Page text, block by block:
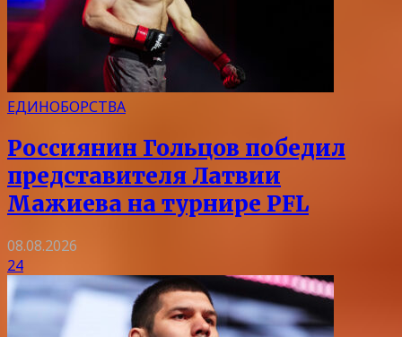
ЕДИНОБОРСТВА
Россиянин Гольцов победил
представителя Латвии
Мажиева на турнире PFL
08.08.2026
24